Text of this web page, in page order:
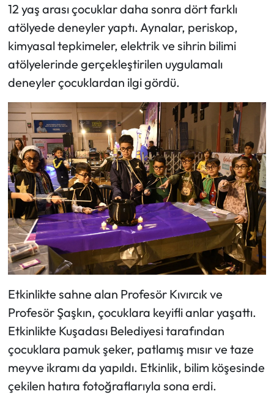
12 yaş arası çocuklar daha sonra dört farklı
atölyede deneyler yaptı. Aynalar, periskop,
kimyasal tepkimeler, elektrik ve sihrin bilimi
atölyelerinde gerçekleştirilen uygulamalı
deneyler çocuklardan ilgi gördü.
Etkinlikte sahne alan Profesör Kıvırcık ve
Profesör Şaşkın, çocuklara keyifli anlar yaşattı.
Etkinlikte Kuşadası Belediyesi tarafından
çocuklara pamuk şeker, patlamış mısır ve taze
meyve ikramı da yapıldı. Etkinlik, bilim köşesinde
çekilen hatıra fotoğraflarıyla sona erdi.